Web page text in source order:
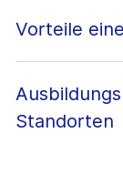
Vorteile
Standorten